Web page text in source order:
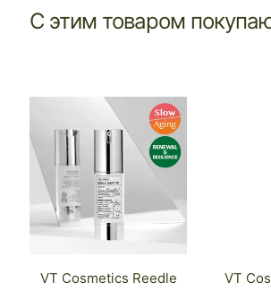
С этим товаром
VT Cosmetics Reedle
VT